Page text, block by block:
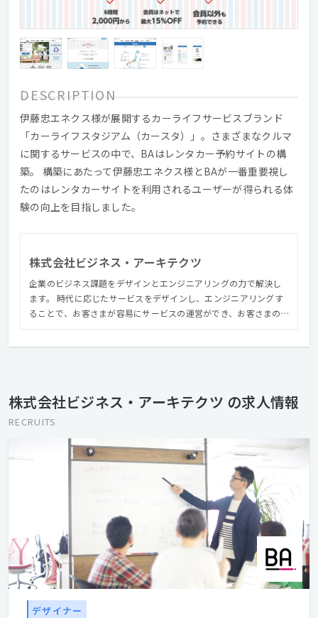
DESCRIPTION
伊藤忠エネクス様が展開するカーライフサービスブランド
「カーライフスタジアム（カースタ）」。さまざまなクルマ
に関するサービスの中で、BAはレンタカー予約サイトの構
築。 構築にあたって伊藤忠エネクス様とBAが一番重要視し
たのはレンタカーサイトを利用されるユーザーが得られる体
験の向上を目指しました。
株式会社ビジネス・アーキテクツ
企業のビジネス課題をデザインとエンジニアリングの力で解決し
ます。 時代に応じたサービスをデザインし、エンジニアリングす
ることで、お客さまが容易にサービスの運営ができ、お客さまの
株式会社ビジネス・アーキテクツ の求人情報
RECRUITS
デザイナー